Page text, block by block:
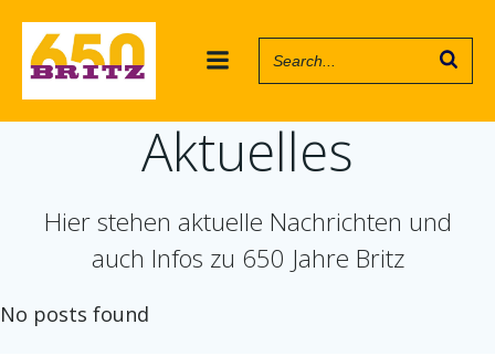
Inhalt
springen
Aktuelles
Hier stehen aktuelle Nachrichten und
auch Infos zu 650 Jahre Britz
No posts found